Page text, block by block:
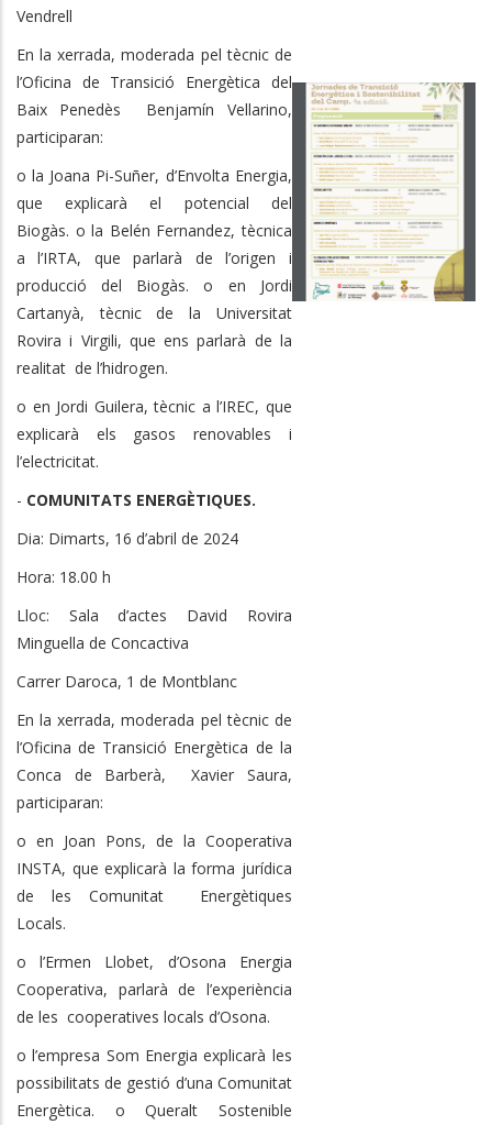
Vendrell
En la xerrada, moderada pel tècnic de
l’Oficina de Transició Energètica del
Baix Penedès Benjamín Vellarino,
participaran:
o la Joana Pi-Suñer, d’Envolta Energia,
que explicarà el potencial del
Biogàs. o la Belén Fernandez, tècnica
a l’IRTA, que parlarà de l’origen i
producció del Biogàs. o en Jordi
Cartanyà, tècnic de la Universitat
Rovira i Virgili, que ens parlarà de la
realitat de l’hidrogen.
o en Jordi Guilera, tècnic a l’IREC, que
explicarà els gasos renovables i
l’electricitat.
- COMUNITATS ENERGÈTIQUES.
Dia: Dimarts, 16 d’abril de 2024
Hora: 18.00 h
Lloc: Sala d’actes David Rovira
Minguella de Concactiva
Carrer Daroca, 1 de Montblanc
En la xerrada, moderada pel tècnic de
l’Oficina de Transició Energètica de la
Conca de Barberà, Xavier Saura,
participaran:
o en Joan Pons, de la Cooperativa
INSTA, que explicarà la forma jurídica
de les Comunitat Energètiques
Locals.
o l’Ermen Llobet, d’Osona Energia
Cooperativa, parlarà de l’experiència
de les cooperatives locals d’Osona.
o l’empresa Som Energia explicarà les
possibilitats de gestió d’una Comunitat
Energètica. o Queralt Sostenible